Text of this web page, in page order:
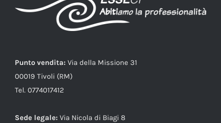
Punto vendita: Via della Missione 31
00019 Tivoli (RM)
Tel. 0774017412
Sede legale: Via Nicola di Biagi 8